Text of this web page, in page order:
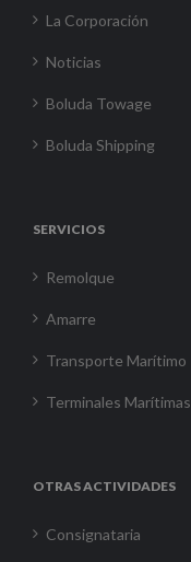
La Corporación
Noticias
Boluda Towage
Boluda Shipping
SERVICIOS
Remolque
Amarre
Transporte Marítimo
Terminales Marítimas
OTRAS ACTIVIDADES
Consignataria